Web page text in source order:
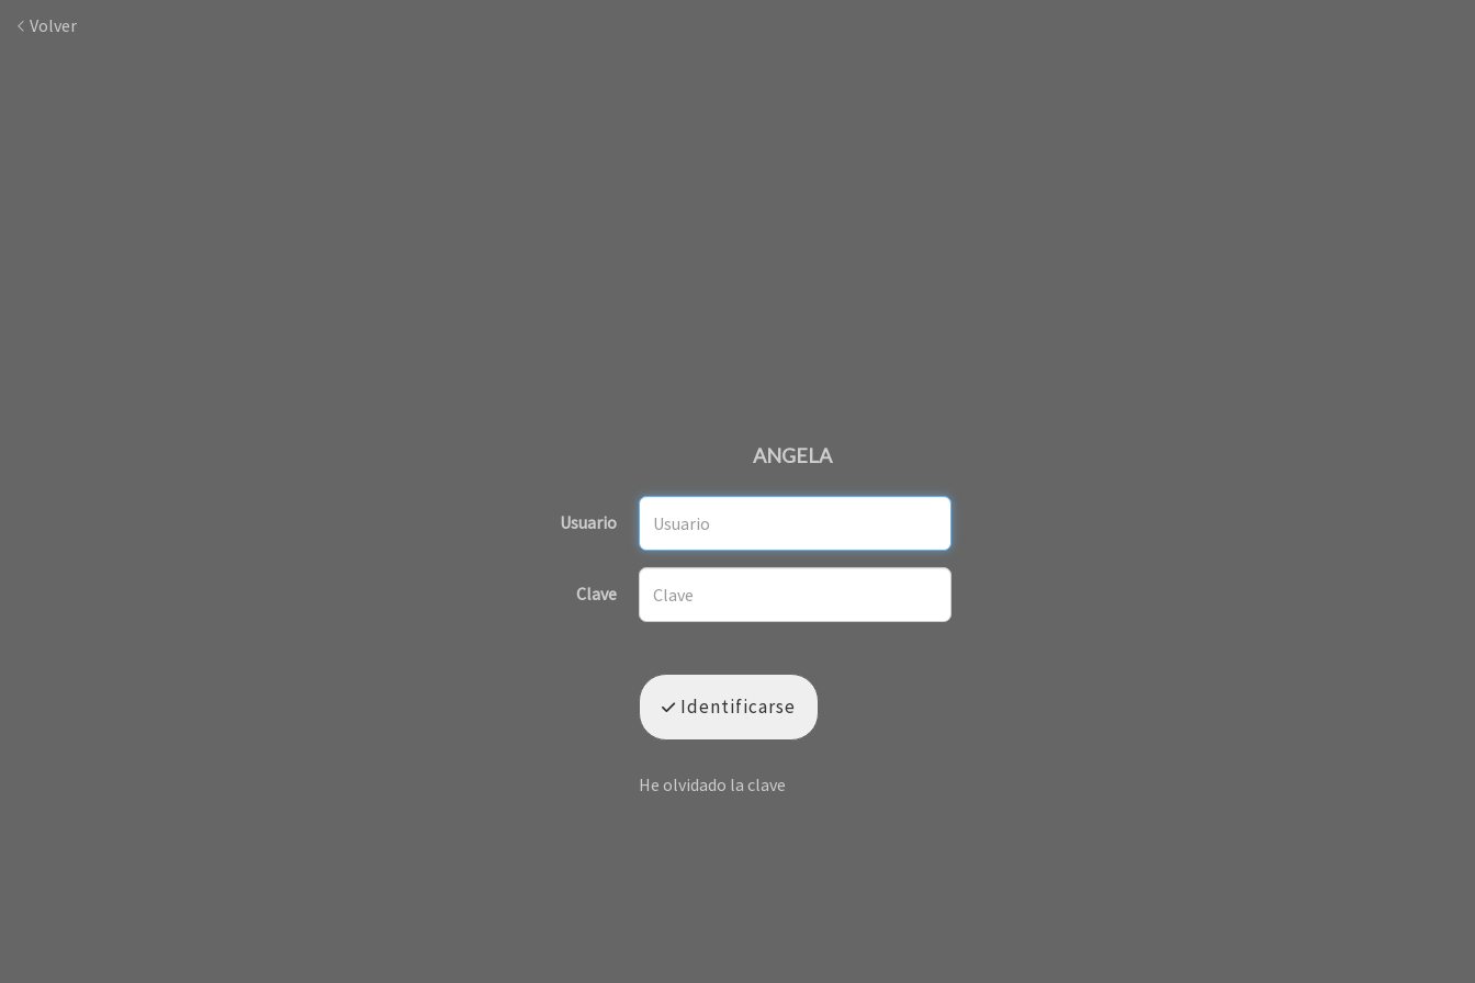
Volver
ANGELA
Usuario
Clave
Identificarse
He olvidado la clave